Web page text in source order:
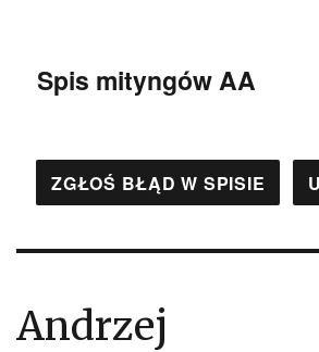
Spis mityngów AA
ZGŁOŚ BŁĄD W SPISIE
Andrzej